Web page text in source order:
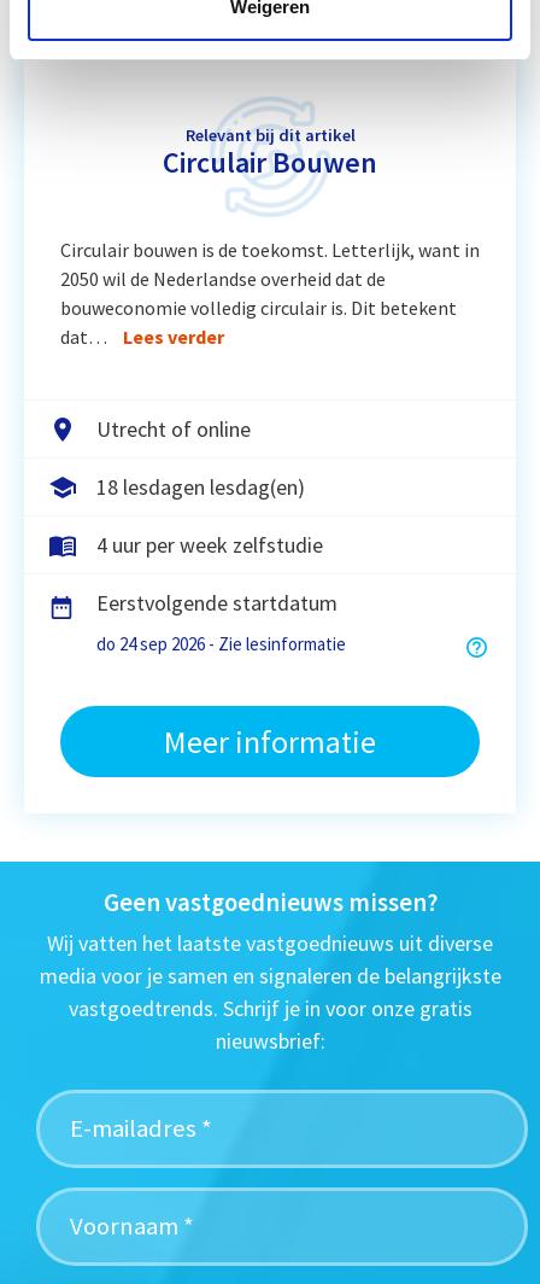
Weigeren
Relevant bij dit artikel
Circulair Bouwen
Circulair bouwen is de toekomst. Letterlijk, want in
2050 wil de Nederlandse overheid dat de
bouweconomie volledig circulair is. Dit betekent
dat…
Lees verder
Utrecht of online
18 lesdagen lesdag(en)
4 uur per week zelfstudie
Eerstvolgende startdatum
do 24 sep 2026 - Zie lesinformatie
Meer informatie
Geen vastgoednieuws missen?
Wij vatten het laatste vastgoednieuws uit diverse
media voor je samen en signaleren de belangrijkste
vastgoedtrends. Schrijf je in voor onze gratis
nieuwsbrief: